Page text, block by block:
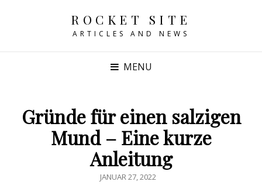
ROCKET SITE
ARTICLES AND NEWS
MENU
Gründe für einen salzigen
Mund – Eine kurze
Anleitung
POSTED
JANUAR 27, 2022